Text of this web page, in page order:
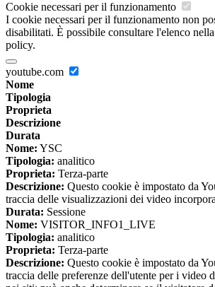
Cookie necessari per il funzionamento
I cookie necessari per il funzionamento non
disabilitati. È possibile consultare l'elenco
policy.
youtube.com
Nome
Tipologia
Proprieta
Descrizione
Durata
Nome: YSC
Tipologia: analitico
Proprieta: Terza-parte
Descrizione: Questo cookie è impostato da
traccia delle visualizzazioni dei video
Durata: Sessione
Nome: VISITOR_INFO1_LIVE
Tipologia: analitico
Proprieta: Terza-parte
Descrizione: Questo cookie è impostato da
traccia delle preferenze dell'utente per i video